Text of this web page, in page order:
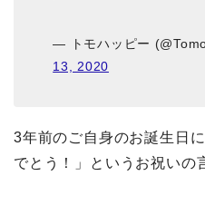
— トモハッピー
13, 2020
3年前のご自身のお誕生日
でとう！」というお祝いの